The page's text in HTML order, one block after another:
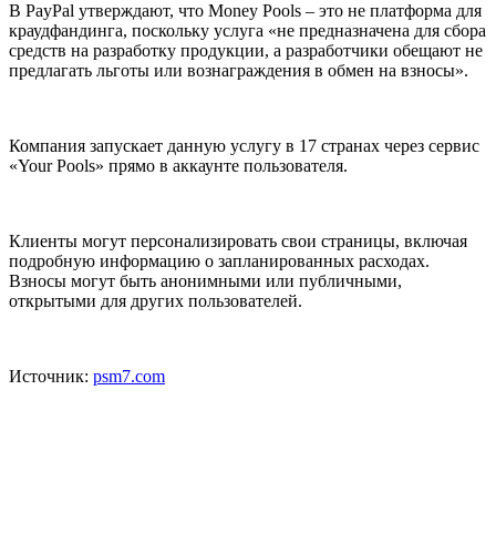
В PayPal утверждают, что Money Pools – это не платформа для
краудфандинга, поскольку услуга «не предназначена для сбора
средств на разработку продукции, а разработчики обещают не
предлагать льготы или вознаграждения в обмен на взносы».
Компания запускает данную услугу в 17 странах через сервис
«Your Pools» прямо в аккаунте пользователя.
Клиенты могут персонализировать свои страницы, включая
подробную информацию о запланированных расходах.
Взносы могут быть анонимными или публичными,
открытыми для других пользователей.
Источник: psm7.com